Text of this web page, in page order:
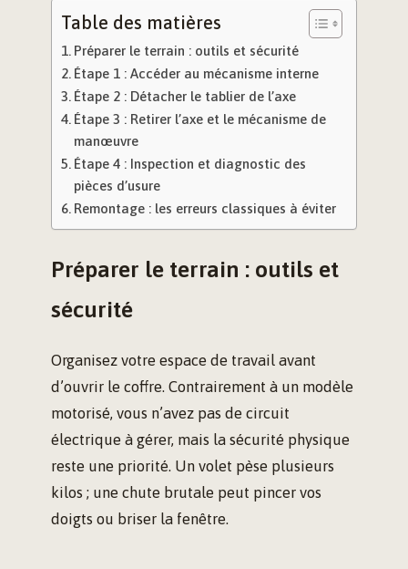
Table des matières
Préparer le terrain : outils et sécurité
Étape 1 : Accéder au mécanisme interne
Étape 2 : Détacher le tablier de l’axe
Étape 3 : Retirer l’axe et le mécanisme de
manœuvre
Étape 4 : Inspection et diagnostic des
pièces d’usure
Remontage : les erreurs classiques à éviter
Préparer le terrain : outils et
sécurité
Organisez votre espace de travail avant
d’ouvrir le coffre. Contrairement à un modèle
motorisé, vous n’avez pas de circuit
électrique à gérer, mais la sécurité physique
reste une priorité. Un volet pèse plusieurs
kilos ; une chute brutale peut pincer vos
doigts ou briser la fenêtre.